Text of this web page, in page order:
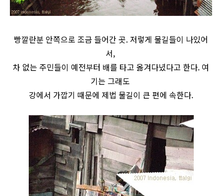
빵깔란분 안쪽으로 조금 들어간 곳. 저렇게 물길들이 나있어
서,
차 없는 주민들이 예전부터 배를 타고 옮겨다녔다고 한다. 여
기는 그래도
강에서 가깝기 때문에 제법 물길이 큰 편에 속한다.